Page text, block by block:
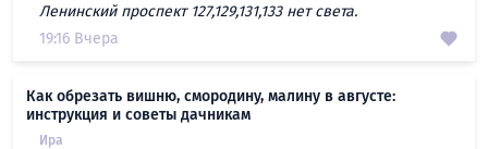
Ленинский проспект 127,129,131,133 нет света.
19:16 Вчера
Как обрезать вишню, смородину, малину в августе:
инструкция и советы дачникам
Ира